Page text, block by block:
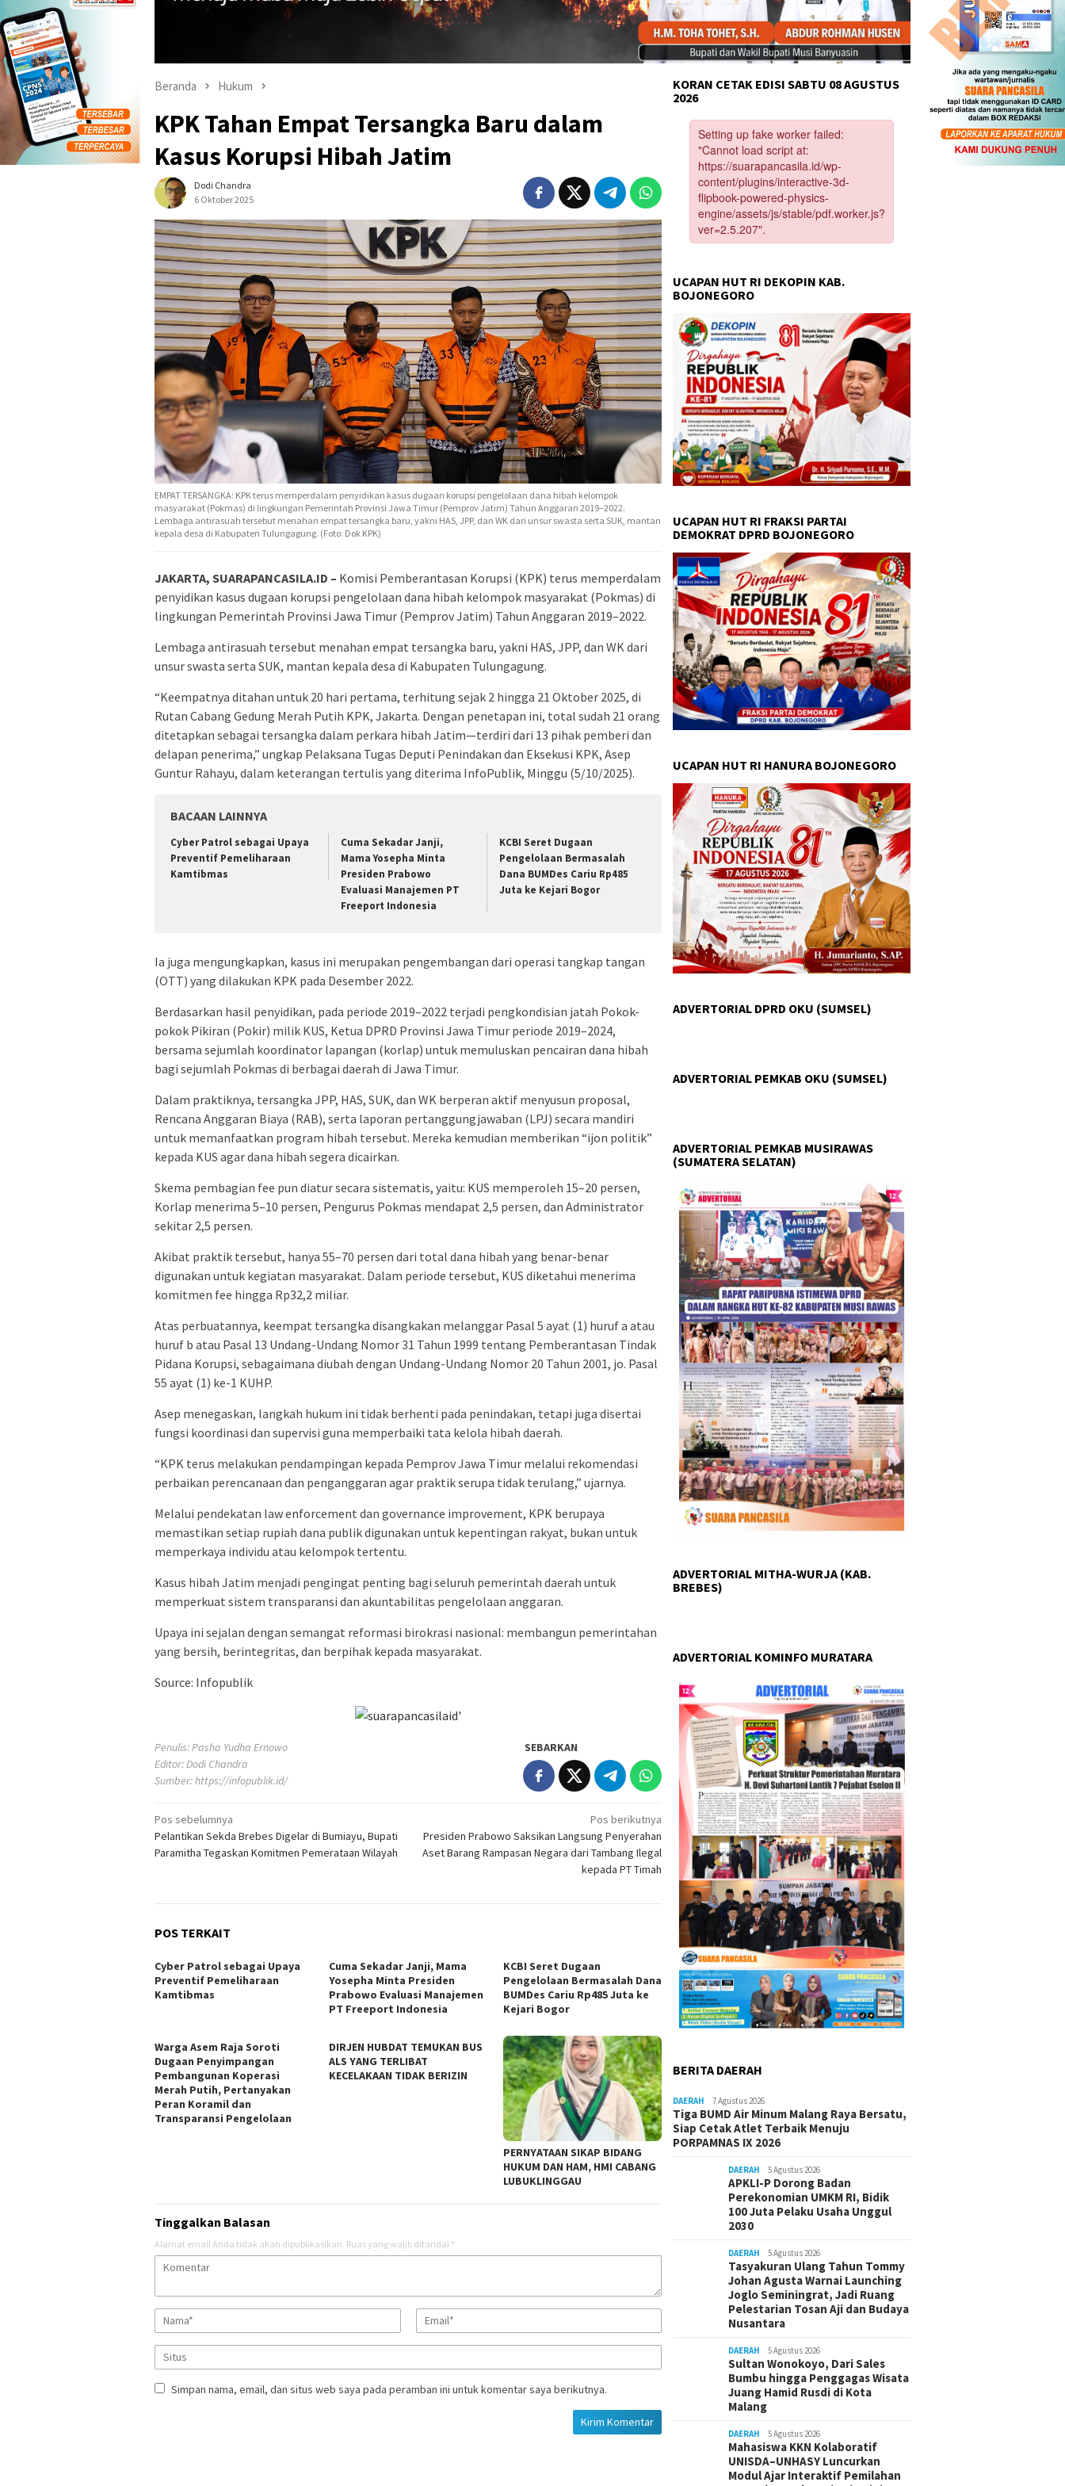
Beranda Hukum
KPK Tahan Empat Tersangka Baru dalam
Kasus Korupsi Hibah Jatim
Dodi Chandra
6 Oktober 2025
EMPAT TERSANGKA: KPK terus memperdalam penyidikan kasus dugaan korupsi pengelolaan dana hibah kelompok
masyarakat (Pokmas) di lingkungan Pemerintah Provinsi Jawa Timur (Pemprov Jatim) Tahun Anggaran 2019–2022.
Lembaga antirasuah tersebut menahan empat tersangka baru, yakni HAS, JPP, dan WK dari unsur swasta serta SUK, mantan
kepala desa di Kabupaten Tulungagung. (Foto: Dok KPK)
JAKARTA, SUARAPANCASILA.ID – Komisi Pemberantasan Korupsi (KPK) terus memperdalam
penyidikan kasus dugaan korupsi pengelolaan dana hibah kelompok masyarakat (Pokmas) di
lingkungan Pemerintah Provinsi Jawa Timur (Pemprov Jatim) Tahun Anggaran 2019–2022.
Lembaga antirasuah tersebut menahan empat tersangka baru, yakni HAS, JPP, dan WK dari
unsur swasta serta SUK, mantan kepala desa di Kabupaten Tulungagung.
“Keempatnya ditahan untuk 20 hari pertama, terhitung sejak 2 hingga 21 Oktober 2025, di
Rutan Cabang Gedung Merah Putih KPK, Jakarta. Dengan penetapan ini, total sudah 21 orang
ditetapkan sebagai tersangka dalam perkara hibah Jatim—terdiri dari 13 pihak pemberi dan
delapan penerima,” ungkap Pelaksana Tugas Deputi Penindakan dan Eksekusi KPK, Asep
Guntur Rahayu, dalam keterangan tertulis yang diterima InfoPublik, Minggu (5/10/2025).
BACAAN LAINNYA
Cyber Patrol sebagai Upaya
Preventif Pemeliharaan
Kamtibmas
Cuma Sekadar Janji,
Mama Yosepha Minta
Presiden Prabowo
Evaluasi Manajemen PT
Freeport Indonesia
KCBI Seret Dugaan
Pengelolaan Bermasalah
Dana BUMDes Cariu Rp485
Juta ke Kejari Bogor
Ia juga mengungkapkan, kasus ini merupakan pengembangan dari operasi tangkap tangan
(OTT) yang dilakukan KPK pada Desember 2022.
Berdasarkan hasil penyidikan, pada periode 2019–2022 terjadi pengkondisian jatah Pokok-
pokok Pikiran (Pokir) milik KUS, Ketua DPRD Provinsi Jawa Timur periode 2019–2024,
bersama sejumlah koordinator lapangan (korlap) untuk memuluskan pencairan dana hibah
bagi sejumlah Pokmas di berbagai daerah di Jawa Timur.
Dalam praktiknya, tersangka JPP, HAS, SUK, dan WK berperan aktif menyusun proposal,
Rencana Anggaran Biaya (RAB), serta laporan pertanggungjawaban (LPJ) secara mandiri
untuk memanfaatkan program hibah tersebut. Mereka kemudian memberikan “ijon politik”
kepada KUS agar dana hibah segera dicairkan.
Skema pembagian fee pun diatur secara sistematis, yaitu: KUS memperoleh 15–20 persen,
Korlap menerima 5–10 persen, Pengurus Pokmas mendapat 2,5 persen, dan Administrator
sekitar 2,5 persen.
Akibat praktik tersebut, hanya 55–70 persen dari total dana hibah yang benar-benar
digunakan untuk kegiatan masyarakat. Dalam periode tersebut, KUS diketahui menerima
komitmen fee hingga Rp32,2 miliar.
Atas perbuatannya, keempat tersangka disangkakan melanggar Pasal 5 ayat (1) huruf a atau
huruf b atau Pasal 13 Undang-Undang Nomor 31 Tahun 1999 tentang Pemberantasan Tindak
Pidana Korupsi, sebagaimana diubah dengan Undang-Undang Nomor 20 Tahun 2001, jo. Pasal
55 ayat (1) ke-1 KUHP.
Asep menegaskan, langkah hukum ini tidak berhenti pada penindakan, tetapi juga disertai
fungsi koordinasi dan supervisi guna memperbaiki tata kelola hibah daerah.
“KPK terus melakukan pendampingan kepada Pemprov Jawa Timur melalui rekomendasi
perbaikan perencanaan dan penganggaran agar praktik serupa tidak terulang,” ujarnya.
Melalui pendekatan law enforcement dan governance improvement, KPK berupaya
memastikan setiap rupiah dana publik digunakan untuk kepentingan rakyat, bukan untuk
memperkaya individu atau kelompok tertentu.
Kasus hibah Jatim menjadi pengingat penting bagi seluruh pemerintah daerah untuk
memperkuat sistem transparansi dan akuntabilitas pengelolaan anggaran.
Upaya ini sejalan dengan semangat reformasi birokrasi nasional: membangun pemerintahan
yang bersih, berintegritas, dan berpihak kepada masyarakat.
Source: Infopublik
Penulis: Pasha Yudha Ernowo
Editor: Dodi Chandra
Sumber:https://infopublik.id/
SEBARKAN
Navigasi
pos
Pos sebelumnya
Pelantikan Sekda Brebes Digelar di Bumiayu, Bupati
Paramitha Tegaskan Komitmen Pemerataan Wilayah
Pos berikutnya
Presiden Prabowo Saksikan Langsung Penyerahan
Aset Barang Rampasan Negara dari Tambang Ilegal
kepada PT Timah
POS TERKAIT
Cyber Patrol sebagai Upaya
Preventif Pemeliharaan
Kamtibmas
Cuma Sekadar Janji, Mama
Yosepha Minta Presiden
Prabowo Evaluasi Manajemen
PT Freeport Indonesia
KCBI Seret Dugaan
Pengelolaan Bermasalah Dana
BUMDes Cariu Rp485 Juta ke
Kejari Bogor
Warga Asem Raja Soroti
Dugaan Penyimpangan
Pembangunan Koperasi
Merah Putih, Pertanyakan
Peran Koramil dan
Transparansi Pengelolaan
DIRJEN HUBDAT TEMUKAN BUS
ALS YANG TERLIBAT
KECELAKAAN TIDAK BERIZIN
PERNYATAAN SIKAP BIDANG
HUKUM DAN HAM, HMI CABANG
LUBUKLINGGAU
Tinggalkan Balasan
Alamat email Anda tidak akan dipublikasikan. Ruas yang wajib ditandai *
Simpan nama, email, dan situs web saya pada peramban ini untuk komentar saya berikutnya.
KORAN CETAK EDISI SABTU 08 AGUSTUS
2026
UCAPAN HUT RI DEKOPIN KAB.
BOJONEGORO
UCAPAN HUT RI FRAKSI PARTAI
DEMOKRAT DPRD BOJONEGORO
UCAPAN HUT RI HANURA BOJONEGORO
ADVERTORIAL DPRD OKU (SUMSEL)
ADVERTORIAL PEMKAB OKU (SUMSEL)
ADVERTORIAL PEMKAB MUSIRAWAS
(SUMATERA SELATAN)
ADVERTORIAL MITHA-WURJA (KAB.
BREBES)
ADVERTORIAL KOMINFO MURATARA
BERITA DAERAH
DAERAH 7 Agustus 2026
Tiga BUMD Air Minum Malang Raya Bersatu,
Siap Cetak Atlet Terbaik Menuju
PORPAMNAS IX 2026
DAERAH 5 Agustus 2026
APKLI-P Dorong Badan
Perekonomian UMKM RI, Bidik
100 Juta Pelaku Usaha Unggul
2030
DAERAH 5 Agustus 2026
Tasyakuran Ulang Tahun Tommy
Johan Agusta Warnai Launching
Joglo Seminingrat, Jadi Ruang
Pelestarian Tosan Aji dan Budaya
Nusantara
DAERAH 5 Agustus 2026
Sultan Wonokoyo, Dari Sales
Bumbu hingga Penggagas Wisata
Juang Hamid Rusdi di Kota
Malang
DAERAH 5 Agustus 2026
Mahasiswa KKN Kolaboratif
UNISDA–UNHASY Luncurkan
Modul Ajar Interaktif Pemilahan